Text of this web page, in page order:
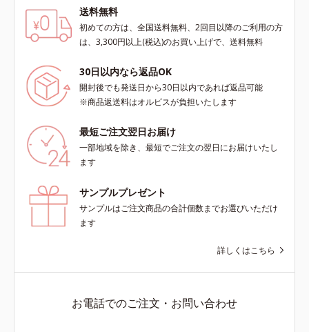
送料無料
初めての方は、全国送料無料、2回目以降のご利用の方
は、3,300円以上(税込)のお買い上げで、送料無料
30日以内なら返品OK
開封後でも発送日から30日以内であれば返品可能
※商品返送料はオルビスが負担いたします
最短ご注文翌日お届け
一部地域を除き、最短でご注文の翌日にお届けいたし
ます
サンプルプレゼント
サンプルはご注文商品の合計個数までお選びいただけ
ます
詳しくはこちら
お電話でのご注文・お問い合わせ